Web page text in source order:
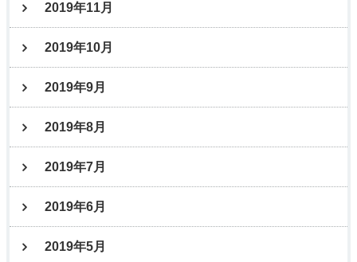
2019年11月
2019年10月
2019年9月
2019年8月
2019年7月
2019年6月
2019年5月